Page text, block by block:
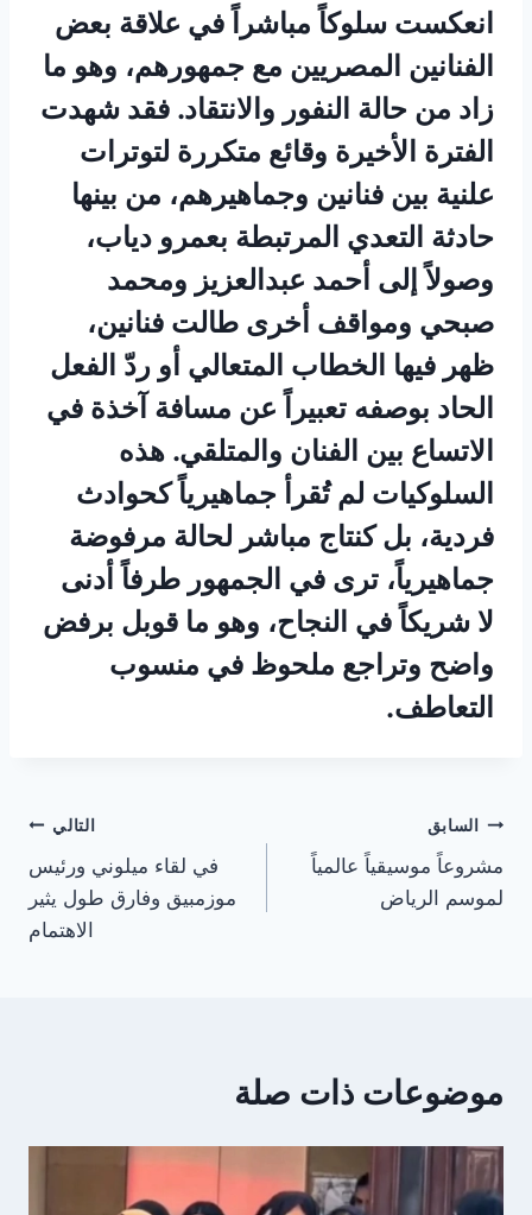
انعكست سلوكاً مباشراً في علاقة بعض
الفنانين المصريين مع جمهورهم، وهو ما
زاد من حالة النفور والانتقاد. فقد شهدت
الفترة الأخيرة وقائع متكررة لتوترات
علنية بين فنانين وجماهيرهم، من بينها
حادثة التعدي المرتبطة بعمرو دياب،
وصولاً إلى أحمد عبدالعزيز ومحمد
صبحي ومواقف أخرى طالت فنانين،
ظهر فيها الخطاب المتعالي أو ردّ الفعل
الحاد بوصفه تعبيراً عن مسافة آخذة في
الاتساع بين الفنان والمتلقي. هذه
السلوكيات لم تُقرأ جماهيرياً كحوادث
فردية، بل كنتاج مباشر لحالة مرفوضة
جماهيرياً، ترى في الجمهور طرفاً أدنى
لا شريكاً في النجاح، وهو ما قوبل برفض
واضح وتراجع ملحوظ في منسوب
التعاطف.
تصفّح
المقالات
السابق
مشروعاً موسيقياً عالمياً
لموسم الرياض
التالي
في لقاء ميلوني ورئيس
موزمبيق وفارق طول يثير
الاهتمام
موضوعات ذات صلة